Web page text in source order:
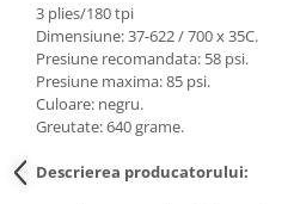
3 plies/180 tpi
Dimensiune: 37-622 / 700 x 35C.
Presiune recomandata: 58 psi.
Presiune maxima: 85 psi.
Culoare: negru.
Greutate: 640 grame.
Descrierea producatorului: